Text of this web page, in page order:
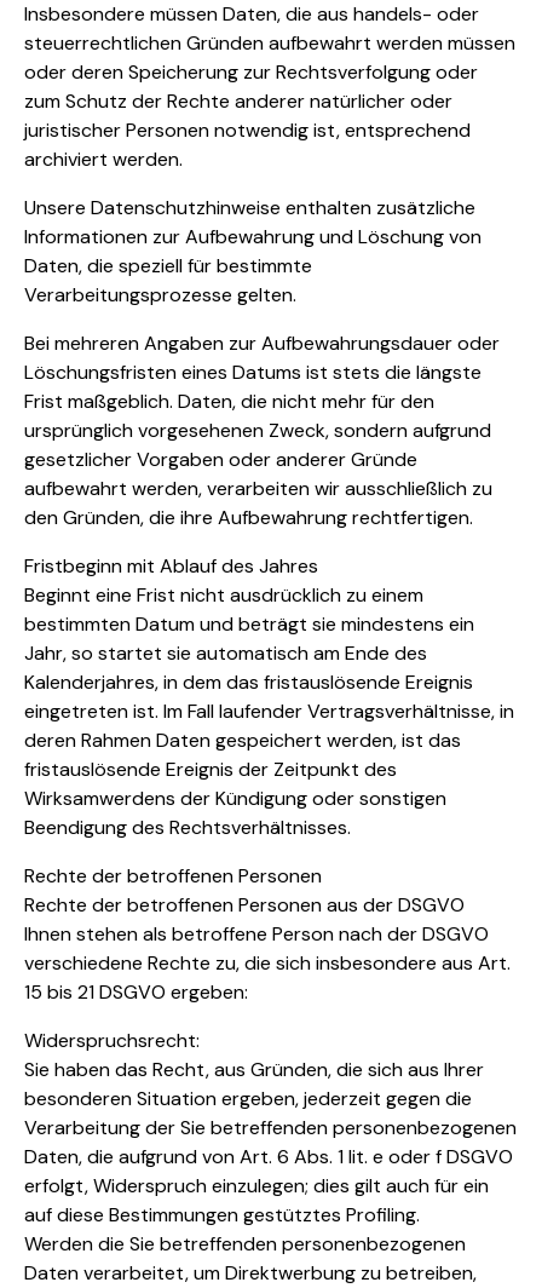
Insbesondere müssen Daten, die aus handels- oder
steuerrechtlichen Gründen aufbewahrt werden müssen
oder deren Speicherung zur Rechtsverfolgung oder
zum Schutz der Rechte anderer natürlicher oder
juristischer Personen notwendig ist, entsprechend
archiviert werden.
Unsere Datenschutzhinweise enthalten zusätzliche
Informationen zur Aufbewahrung und Löschung von
Daten, die speziell für bestimmte
Verarbeitungsprozesse gelten.
Bei mehreren Angaben zur Aufbewahrungsdauer oder
Löschungsfristen eines Datums ist stets die längste
Frist maßgeblich. Daten, die nicht mehr für den
ursprünglich vorgesehenen Zweck, sondern aufgrund
gesetzlicher Vorgaben oder anderer Gründe
aufbewahrt werden, verarbeiten wir ausschließlich zu
den Gründen, die ihre Aufbewahrung rechtfertigen.
Fristbeginn mit Ablauf des Jahres
Beginnt eine Frist nicht ausdrücklich zu einem
bestimmten Datum und beträgt sie mindestens ein
Jahr, so startet sie automatisch am Ende des
Kalenderjahres, in dem das fristauslösende Ereignis
eingetreten ist. Im Fall laufender Vertragsverhältnisse, in
deren Rahmen Daten gespeichert werden, ist das
fristauslösende Ereignis der Zeitpunkt des
Wirksamwerdens der Kündigung oder sonstigen
Beendigung des Rechtsverhältnisses.
Rechte der betroffenen Personen
Rechte der betroffenen Personen aus der DSGVO
Ihnen stehen als betroffene Person nach der DSGVO
verschiedene Rechte zu, die sich insbesondere aus Art.
15 bis 21 DSGVO ergeben:
Widerspruchsrecht:
Sie haben das Recht, aus Gründen, die sich aus Ihrer
besonderen Situation ergeben, jederzeit gegen die
Verarbeitung der Sie betreffenden personenbezogenen
Daten, die aufgrund von Art. 6 Abs. 1 lit. e oder f DSGVO
erfolgt, Widerspruch einzulegen; dies gilt auch für ein
auf diese Bestimmungen gestütztes Profiling.
Werden die Sie betreffenden personenbezogenen
Daten verarbeitet, um Direktwerbung zu betreiben,